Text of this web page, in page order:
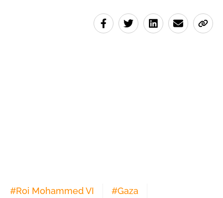
#Roi Mohammed VI #Gaza